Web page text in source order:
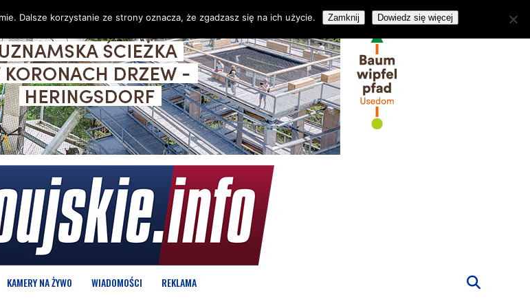
KAMERY NA ŻYWO WIADOMOŚCI REKLAMA
Dalsze korzystanie ze strony oznacza, że zgadzasz się na ich użycie. Zamknij Dowiedz się więcej